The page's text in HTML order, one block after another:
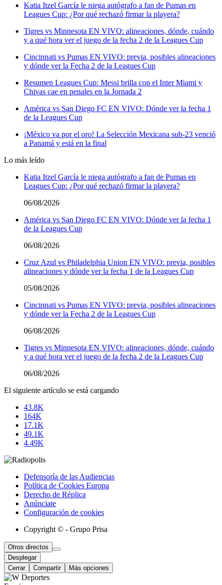
Katia Itzel García le niega autógrafo a fan de Pumas en
Leagues Cup: ¿Por qué rechazó firmar la playera?
Tigres vs Minnesota EN VIVO: alineaciones, dónde, cuándo
y a qué hora ver el juego de la fecha 2 de la Leagues Cup
Cincinnati vs Pumas EN VIVO: previa, posibles alineaciones
y dónde ver la Fecha 2 de la Leagues Cup
Resumen Leagues Cup: Messi brilla con el Inter Miami y
Chivas cae en penales en la Jornada 2
América vs San Diego FC EN VIVO: Dónde ver la fecha 1
de la Leagues Cup
¡México va por el oro! La Selección Mexicana sub-23 venció
a Panamá y está en la final
Lo más leído
Katia Itzel García le niega autógrafo a fan de Pumas en
Leagues Cup: ¿Por qué rechazó firmar la playera?
06/08/2026
América vs San Diego FC EN VIVO: Dónde ver la fecha 1
de la Leagues Cup
06/08/2026
Cruz Azul vs Philadelphia Union EN VIVO: previa, posibles
alineaciones y dónde ver la fecha 1 de la Leagues Cup
05/08/2026
Cincinnati vs Pumas EN VIVO: previa, posibles alineaciones
y dónde ver la Fecha 2 de la Leagues Cup
06/08/2026
Tigres vs Minnesota EN VIVO: alineaciones, dónde, cuándo
y a qué hora ver el juego de la fecha 2 de la Leagues Cup
06/08/2026
El siguiente artículo se está cargando
43.8K
164K
17.1K
49.1K
4.49K
Defensoría de las Audiencias
Política de Cookies Europa
Derecho de Réplica
Anúnciate
Configuración de cookies
Copyright © - Grupo Prisa
Otros directos
Desplegar
Cerrar
Compartir Más opciones